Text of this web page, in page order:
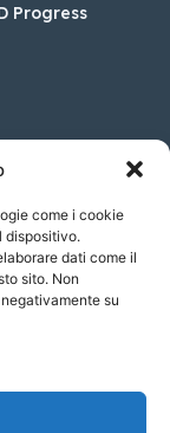
come i cookie
dispositivo.
dati come il
sito. Non
su
Progress
DCT
AUTO
AT8